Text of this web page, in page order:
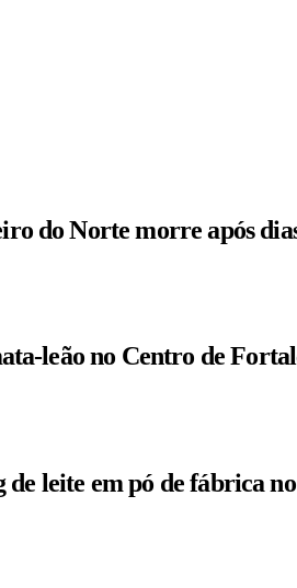
do Norte morre após
leão no Centro de
de leite em pó de fábrica